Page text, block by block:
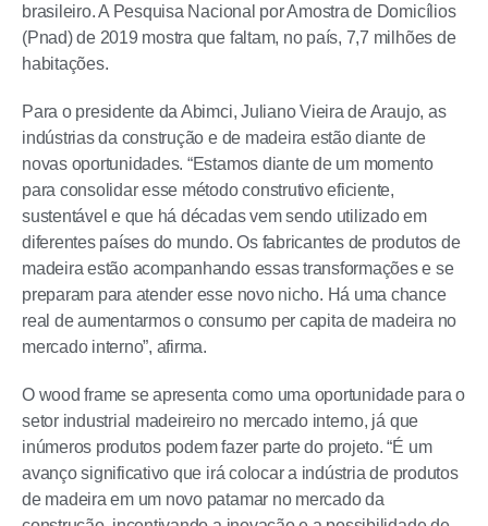
brasileiro. A Pesquisa Nacional por Amostra de Domicílios
(Pnad) de 2019 mostra que faltam, no país, 7,7 milhões de
habitações.
Para o presidente da Abimci, Juliano Vieira de Araujo, as
indústrias da construção e de madeira estão diante de
novas oportunidades. “Estamos diante de um momento
para consolidar esse método construtivo eficiente,
sustentável e que há décadas vem sendo utilizado em
diferentes países do mundo. Os fabricantes de produtos de
madeira estão acompanhando essas transformações e se
preparam para atender esse novo nicho. Há uma chance
real de aumentarmos o consumo per capita de madeira no
mercado interno”, afirma.
O wood frame se apresenta como uma oportunidade para o
setor industrial madeireiro no mercado interno, já que
inúmeros produtos podem fazer parte do projeto. “É um
avanço significativo que irá colocar a indústria de produtos
de madeira em um novo patamar no mercado da